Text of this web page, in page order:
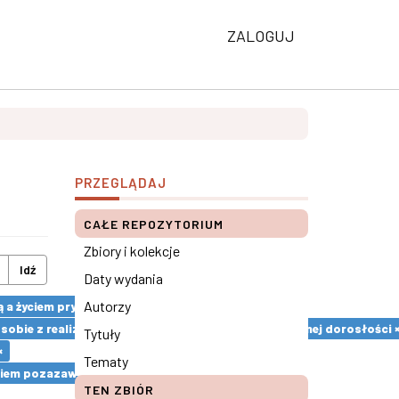
ZALOGUJ
Idź
prywatnym w Polsce ×
z realizacją zadań rozwojowych okresu wczesnej dorosłości ×
pozazawodowym a pracą ×
PRZEGLĄDAJ
CAŁE REPOZYTORIUM
Zbiory i kolekcje
Daty wydania
Autorzy
Tytuły
Tematy
TEN ZBIÓR